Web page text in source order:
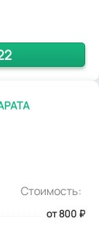
Стоимость:
от 800 ₽